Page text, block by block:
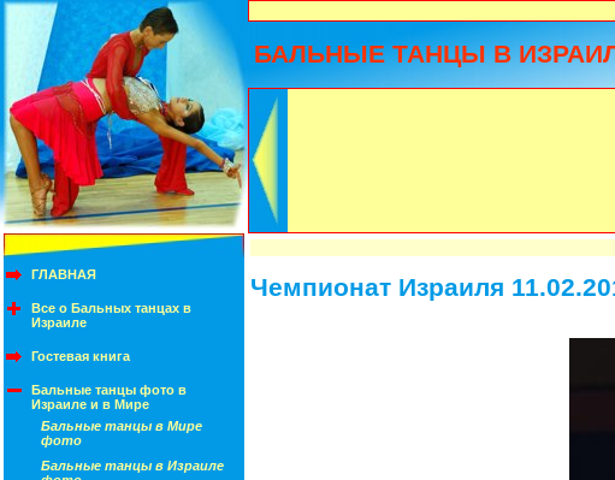
БАЛЬНЫЕ ТАНЦЫ В
ГЛАВНАЯ
Все о Бальных танцах в
Израиле
Гостевая книга
Бальные танцы фото в
Израиле и в Мире
Бальные танцы в Мире
фото
Бальные танцы в Израиле
Чемпионат Израиля